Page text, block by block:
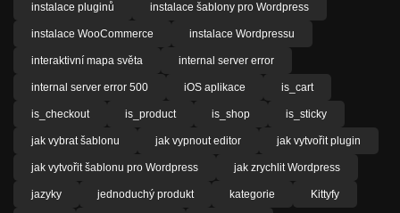
instalace pluginů instalace šablony pro Wordpress
instalace WooCommerce instalace Wordpressu
interaktivní mapa světa internal server error
internal server error 500 iOS aplikace is_cart
is_checkout is_product is_shop is_sticky
jak vybrat šablonu jak vypnout editor jak vytvořit plugin
jak vytvořit šablonu pro Wordpress jak zrychlit Wordpress
jazyky jednoduchý produkt kategorie Kittyfy